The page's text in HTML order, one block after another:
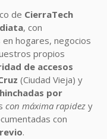
de CierraTech
, con
en hogares, negocios
propios
de accesos
(Ciudad Vieja) y
por
con máxima rapidez y
con
.